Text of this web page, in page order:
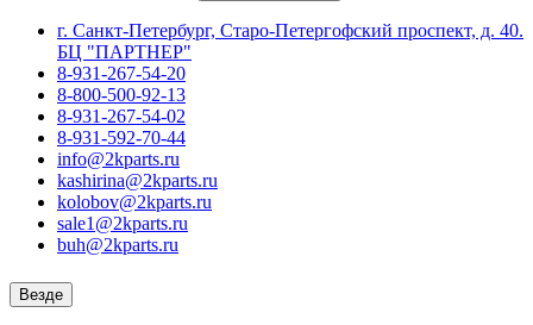
г. Санкт-Петербург, Старо-Петергофский проспект, д. 40.
БЦ "ПАРТНЕР"
8-931-267-54-20
8-800-500-92-13
8-931-267-54-02
8-931-592-70-44
info@2kparts.ru
kashirina@2kparts.ru
kolobov@2kparts.ru
sale1@2kparts.ru
buh@2kparts.ru
Везде